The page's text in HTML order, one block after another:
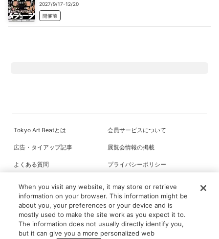
2027/9/17-12/20
開催前
Tokyo Art Beatとは 会員サービスについて
広告・タイアップ記事 展覧会情報の掲載
よくある質問 プライバシーポリシー
All content on this site is © its respective owner(s). Tokyo Art Beat (2004-
2026).
When you visit any website, it may store or retrieve
information on your browser. This information might be
about you, your preferences or your device and is
mostly used to make the site work as you expect it to.
The information does not usually directly identify you,
but it can give you a more personalized web